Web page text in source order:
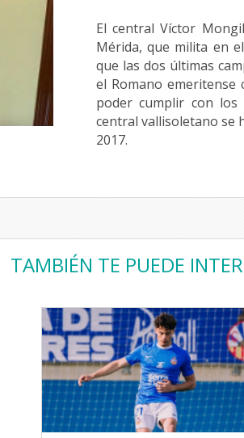
El central Víctor
Mérida, que milita en
que las dos últimas
el Romano
poder cumplir con los
central vallisoletano se
2017.
TAMBIÉN TE PUEDE